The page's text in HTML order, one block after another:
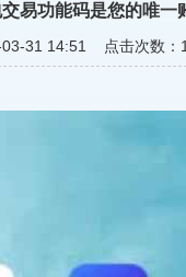
易功能码是您的唯一
03-31 14:51 点击次数：